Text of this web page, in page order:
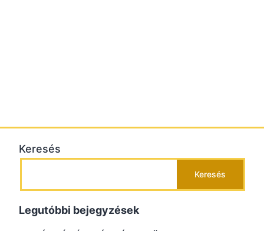
Keresés
Keresés
Legutóbbi bejegyzések